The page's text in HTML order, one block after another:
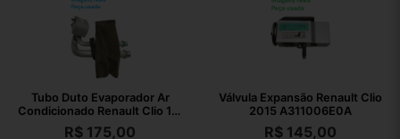
Tubo Duto Evaporador Ar
Condicionado Renault Clio 1.0
2015
R$ 175,00
Válvula Expansão Renault Clio
2015 A311006E0A
R$145,00